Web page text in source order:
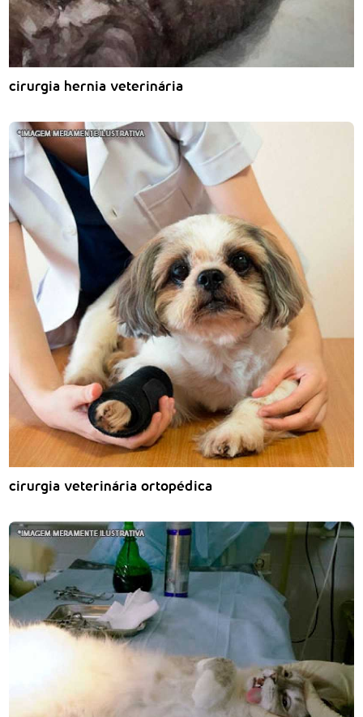
cirurgia hernia veterinária
cirurgia veterinária ortopédica